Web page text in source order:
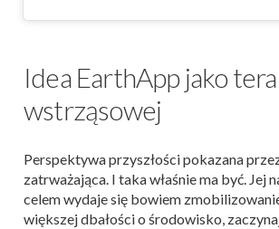
Idea EarthApp jako
wstrząsowej
Perspektywa przyszłości pokazana
zatrważająca. I taka właśnie ma być. Jej
celem wydaje się bowiem
większej dbałości o środowisko,